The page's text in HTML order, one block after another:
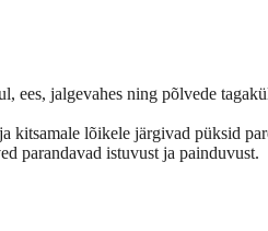
ees, jalgevahes ning põlvede
kitsamale lõikele järgivad püksid
parandavad istuvust ja painduvust.